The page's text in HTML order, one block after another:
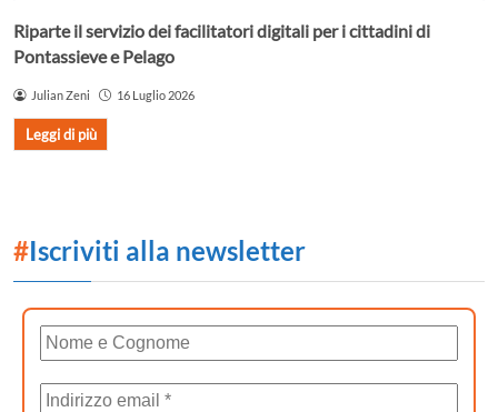
Riparte il servizio dei facilitatori digitali per i cittadini di
Pontassieve e Pelago
Julian Zeni 16 Luglio 2026
Leggi di più
#Iscriviti alla newsletter